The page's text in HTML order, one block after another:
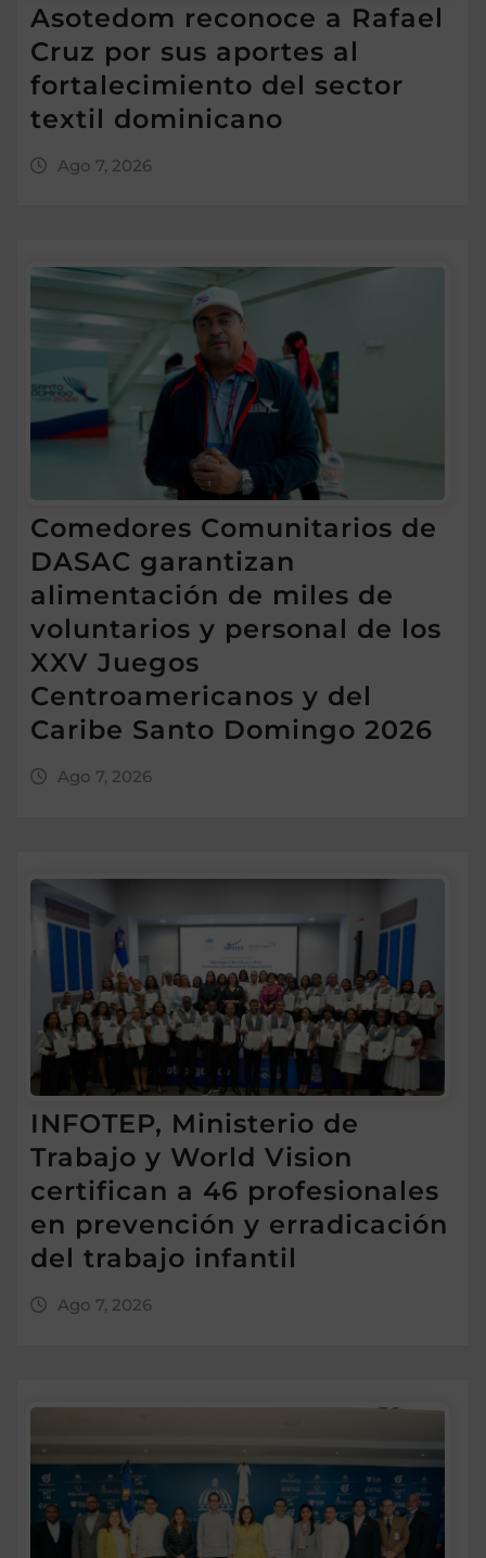
Asotedom reconoce a Rafael
Cruz por sus aportes al
fortalecimiento del sector
textil dominicano
Ago 7, 2026
Comedores Comunitarios de
DASAC garantizan
alimentación de miles de
voluntarios y personal de los
XXV Juegos
Centroamericanos y del
Caribe Santo Domingo 2026
Ago 7, 2026
INFOTEP, Ministerio de
Trabajo y World Vision
certifican a 46 profesionales
en prevención y erradicación
del trabajo infantil
Ago 7, 2026